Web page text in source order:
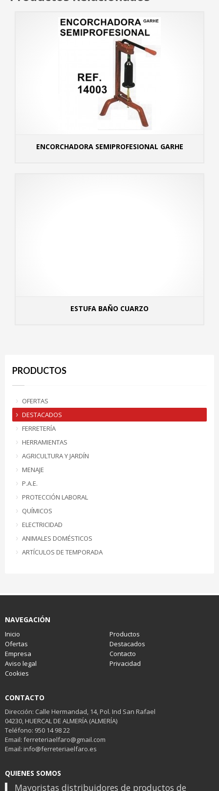
ENCORCHADORA SEMIPROFESIONAL GARHE
ESTUFA BAÑO CUARZO
PRODUCTOS
OFERTAS
DESTACADOS
FERRETERÍA
HERRAMIENTAS
AGRICULTURA Y JARDÍN
MENAJE
P.A.E.
PROTECCIÓN LABORAL
QUÍMICOS
ELECTRICIDAD
ANIMALES DOMÉSTICOS
ARTÍCULOS DE TEMPORADA
NAVEGACIÓN
Inicio
Productos
Ofertas
Destacados
Empresa
Contacto
Aviso legal
Privacidad
Cookies
CONTACTO
Dirección: Calle Hermandad, 14, Pol. Ind San Rafael
04230, HUERCAL DE ALMERÍA (ALMERÍA)
Teléfono: 950 14 98 22
Email: ferreteriaelfaro@gmail.com
Email: info@ferreteriaelfaro.es
QUIENES SOMOS
Mayoristas distribuidores de productos de